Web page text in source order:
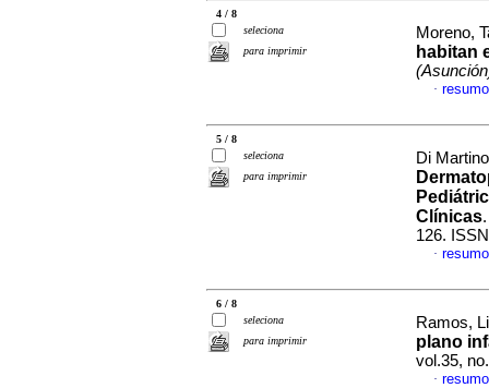
4 / 8
seleciona
para imprimir
Moreno,
habitan
·
5 / 8
seleciona
para imprimir
Di
Clínicas
126.
·
6 / 8
seleciona
para imprimir
Ramos,
plano
vol.35,
·